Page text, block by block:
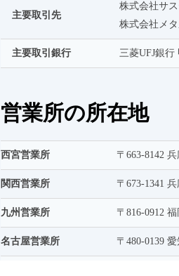
主要取引先
株式会社サ
株式会社メ
主要取引銀行 三菱UFJ銀行
営業所の所在地
西宮営業所 〒663-8142
関西営業所 〒673-1341
九州営業所 〒816-0912
名古屋営業所 〒480-0139